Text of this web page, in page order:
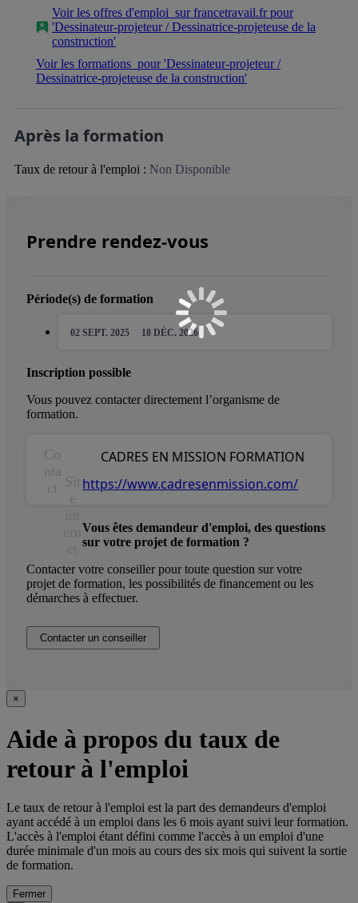
Voir les offres d'emploi sur francetravail.fr pour
'Dessinateur-projeteur / Dessinatrice-projeteuse de la
construction'
Voir les formations pour 'Dessinateur-projeteur /
Dessinatrice-projeteuse de la construction'
Après la formation
Taux de retour à l'emploi : Non Disponible
Prendre rendez-vous
Période(s) de formation
02 SEPT. 2025 18 DÉC. 2026
Inscription possible
Vous pouvez contacter directement l’organisme de
formation.
Co
nta
ct
CADRES EN MISSION FORMATION
Sit
e
https://www.cadresenmission.com/
Vous êtes demandeur d'emploi, des questions
sur votre projet de formation ?
Contacter votre conseiller pour toute question sur votre
projet de formation, les possibilités de financement ou les
démarches à effectuer.
Contacter un conseiller
×
Aide à propos du taux de
retour à l'emploi
Le taux de retour à l'emploi est la part des demandeurs d'emploi
ayant accédé à un emploi dans les 6 mois ayant suivi leur formation.
L'accès à l'emploi étant défini comme l'accès à un emploi d'une
durée minimale d'un mois au cours des six mois qui suivent la sortie
de formation.
Fermer